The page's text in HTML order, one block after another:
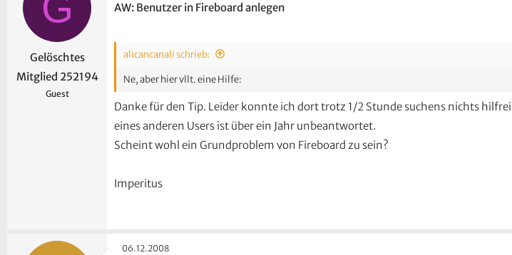
Gelöschtes
Mitglied 252194
Guest
AW: Benutzer in Fireboard anlegen
alicancanali schrieb:
Ne, aber hier vllt. eine Hilfe:
Danke für den Tip. Leider konnte ich dort trotz 1/2 Stunde suchens nichts
eines anderen Users ist über ein Jahr unbeantwortet.
Scheint wohl ein Grundproblem von Fireboard zu sein?
Imperitus
06.12.2008